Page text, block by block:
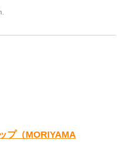
プ（MORIYAMA